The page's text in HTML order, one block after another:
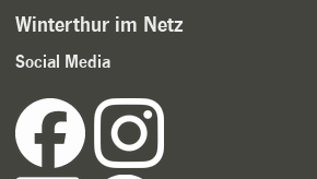
Winterthur im Netz
Social Media